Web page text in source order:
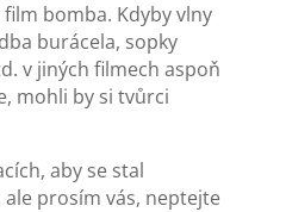
bomba. Kdyby vlny
burácela, sopky
v jiných filmech aspoň
mohli by si tvůrci
aby se stal
prosím vás, neptejte